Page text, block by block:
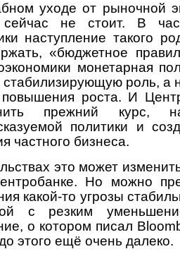
уходе от рыночной
сейчас не стоит. В
наступление такого
«бюджетное
монетарная
стабилизирующую роль, а
повышения роста. И
прежний курс,
политики и
частного бизнеса.
это может
Но можно
какой-то угрозы
с резким
о котором писал
этого ещё очень далеко.